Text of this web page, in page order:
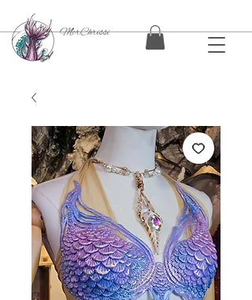
MerChrissi